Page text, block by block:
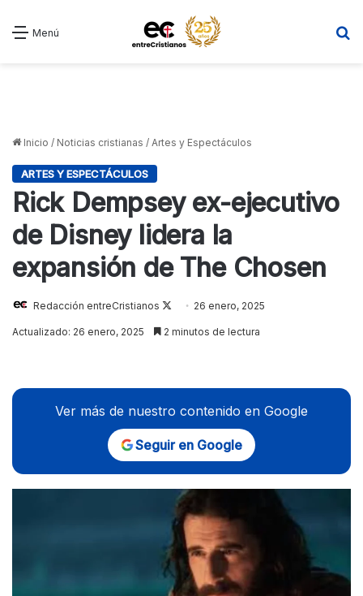
Menú
Inicio / Noticias cristianas / Artes y Espectáculos
ARTES Y ESPECTÁCULOS
Rick Dempsey ex-ejecutivo
de Disney lidera la
expansión de The Chosen
Redacción entreCristianos
Follow26 enero, 2025
Actualizado: 26 enero, 2025 2 minutos de lectura
Ver más de nuestro contenido en Google
Seguir en Google